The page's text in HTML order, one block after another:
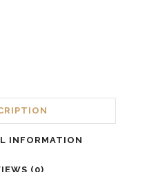
INFORMATION
(0)